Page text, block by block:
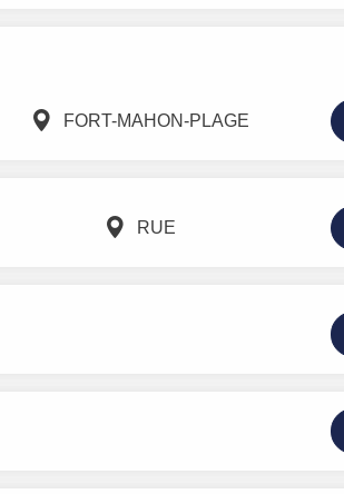
FORT-MAHON-PLAGE
RUE